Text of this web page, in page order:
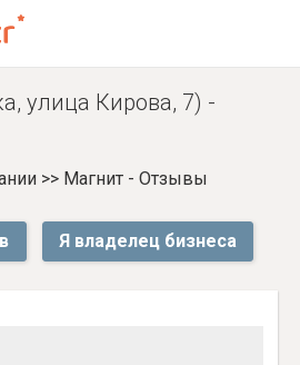
улица Кирова, 7) -
>> Магнит - Отзывы
Я владелец бизнеса